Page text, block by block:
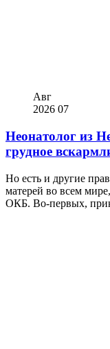
Авг
2026 07
Неонатолог из
грудное
Но есть и другие
матерей во всем
ОКБ. Во-первых,